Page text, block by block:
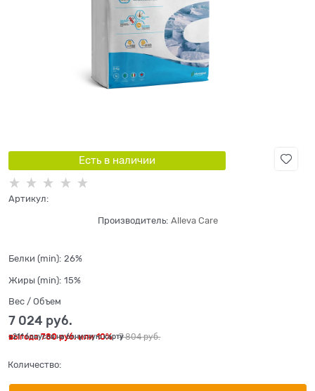
Есть в наличии
Артикул:
Производитель: Alleva Care
Белки (min): 26%
Жиры (min): 15%
Вес / Объем
7 804 руб.
7 024 руб.
выгода780 руб.или10%
+211 бонусов на бонусную карту
Количество: